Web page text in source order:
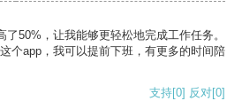
50%，让我能够更轻松地完成工作任务。
个app，我可以提前下班，有更多的时间陪
支持[0] 反对[0]